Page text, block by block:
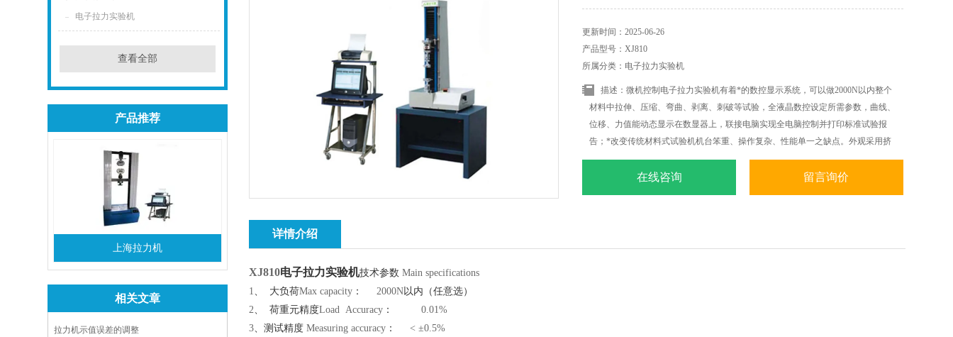
电子拉力实验机
查看全部
产品推荐
上海拉力机
相关文章
拉力机示值误差的调整
更新时间：2025-06-26
产品型号：XJ810
所属分类：电子拉力实验机
描述：微机控制电子拉力实验机有着*的数控显示系统，可以做2000N以内整个
材料中拉伸、压缩、弯曲、剥离、刺破等试验，全液晶数控设定所需参数，曲线、
位移、力值能动态显示在数显器上，联接电脑实现全电脑控制并打印标准试验报
告；*改变传统材料式试验机机台笨重、操作复杂、性能单一之缺点。外观采用挤
型封板及高级烤漆处理，更显美观大方。
在线咨询 留言询价
详情介绍
XJ810电子拉力实验机技术参数 Main specifications
1、 大负荷Max capacity ： 2000N以内（任意选）
2、 荷重元精度Load Accuracy ：
0.01%
3、测试精度 Measuring accuracy ： < ±0.5%